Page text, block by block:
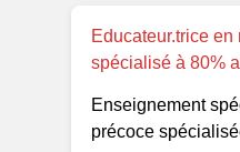
Educateur.trice
spécialisé à 80%
Enseignement
précoce